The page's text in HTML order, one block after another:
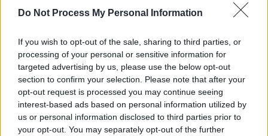
Do Not Process My Personal Information
If you wish to opt-out of the sale, sharing to third parties, or
processing of your personal or sensitive information for
targeted advertising by us, please use the below opt-out
section to confirm your selection. Please note that after your
opt-out request is processed you may continue seeing
interest-based ads based on personal information utilized by
us or personal information disclosed to third parties prior to
your opt-out. You may separately opt-out of the further
Mega Καλημέρα